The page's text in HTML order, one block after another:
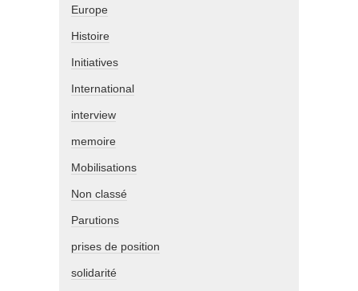
Europe
Histoire
Initiatives
International
interview
memoire
Mobilisations
Non classé
Parutions
prises de position
solidarité